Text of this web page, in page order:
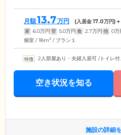
月額13.7万円 (入居金17.0万円)
家 6.0万円 管 5.0万円 食 2.7万円 他 0万
個室 / 18m2 / プラン１
2人部屋あり・夫婦入居可 /トイレ
空き状況を知る
施設の詳細